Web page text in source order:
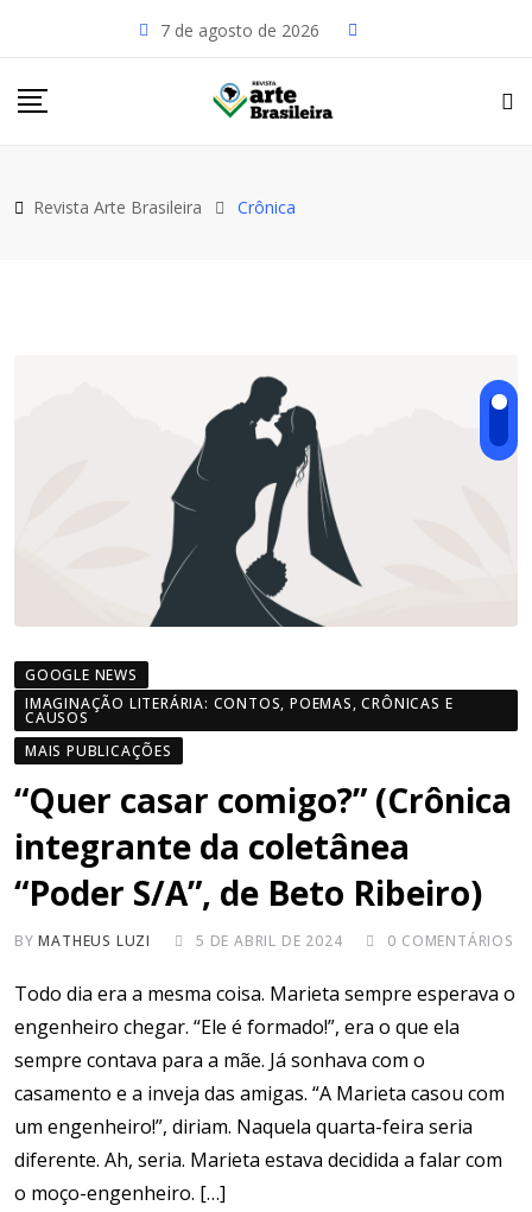
7 de agosto de 2026
Revista Arte Brasileira Crônica
GOOGLE NEWS
IMAGINAÇÃO LITERÁRIA: CONTOS, POEMAS, CRÔNICAS E
CAUSOS
MAIS PUBLICAÇÕES
“Quer casar comigo?” (Crônica
integrante da coletânea
“Poder S/A”, de Beto Ribeiro)
BYMATHEUS LUZI 5 DE ABRIL DE 2024 0 COMENTÁRIOS
Todo dia era a mesma coisa. Marieta sempre esperava o
engenheiro chegar. “Ele é formado!”, era o que ela
sempre contava para a mãe. Já sonhava com o
casamento e a inveja das amigas. “A Marieta casou com
um engenheiro!”, diriam. Naquela quarta-feira seria
diferente. Ah, seria. Marieta estava decidida a falar com
o moço-engenheiro. […]